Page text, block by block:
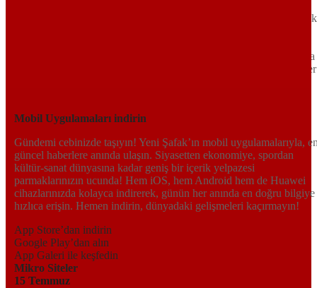
Tarafsız, dinamik ve derinlemesine habercilik anlayışıyla Yeni
bir yelpazede sunduğu haberlerle, hem Türkiye’de hem de dünyada
neler olup bittiğini anında öğrenin. Dijital platformlarıyla her an, her
Mobil Uygulamaları indirin
Gündemi cebinizde taşıyın! Yeni Şafak’ın mobil uygulamalarıyla,
güncel haberlere anında ulaşın. Siyasetten ekonomiye, spordan
kültür-sanat dünyasına kadar geniş bir içerik yelpazesi
parmaklarınızın ucunda! Hem iOS, hem Android hem de Huawei
cihazlarınızda kolayca indirerek, günün her anında en doğru bilgiye
hızlıca erişin. Hemen indirin, dünyadaki gelişmeleri kaçırmayın!
App Store’dan indirin
Google Play’dan alın
App Galeri ile keşfedin
Mikro Siteler
15 Temmuz